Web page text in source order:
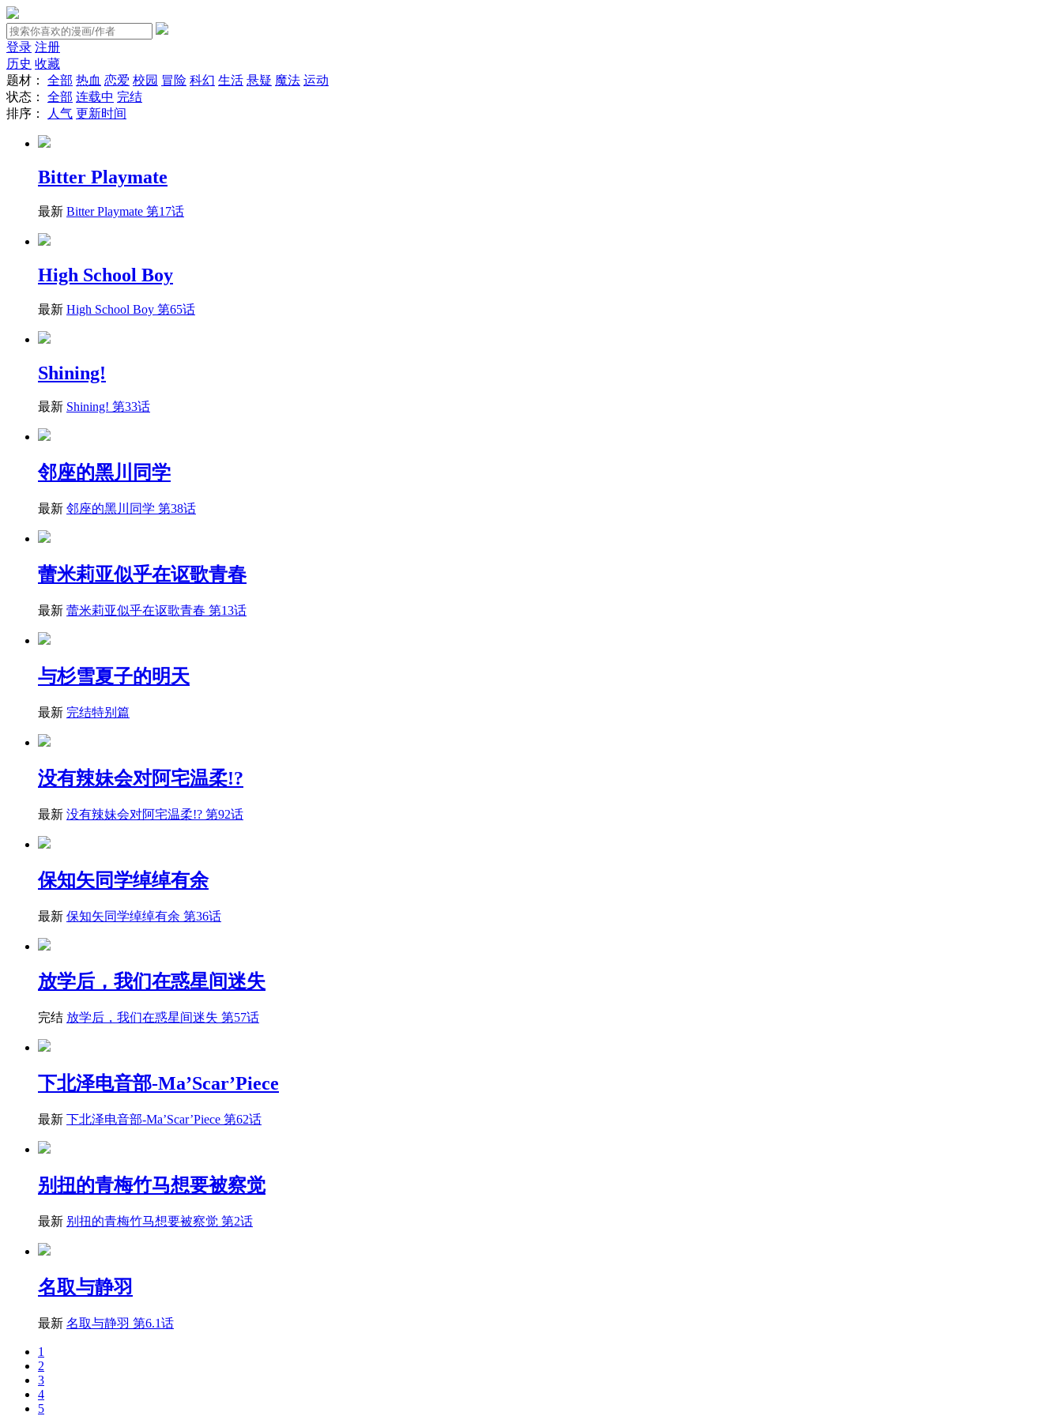
登录 注册
历史 收藏
题材：
全部 热血 恋爱 校园 冒险 科幻 生活 悬疑 魔法 运动
状态：
全部 连载中 完结
排序：
人气 更新时间
Bitter Playmate
最新 Bitter Playmate 第17话
High School Boy
最新 High School Boy 第65话
Shining!
最新 Shining! 第33话
邻座的黑川同学
最新 邻座的黑川同学 第38话
蕾米莉亚似乎在讴歌青春
最新 蕾米莉亚似乎在讴歌青春 第13话
与杉雪夏子的明天
最新 完结特别篇
没有辣妹会对阿宅温柔!?
最新 没有辣妹会对阿宅温柔!? 第92话
保知矢同学绰绰有余
最新 保知矢同学绰绰有余 第36话
放学后，我们在惑星间迷失
完结 放学后，我们在惑星间迷失 第57话
下北泽电音部-Ma’Scar’Piece
最新 下北泽电音部-Ma’Scar’Piece 第62话
别扭的青梅竹马想要被察觉
最新 别扭的青梅竹马想要被察觉 第2话
名取与静羽
最新 名取与静羽 第6.1话
1
2
3
4
5